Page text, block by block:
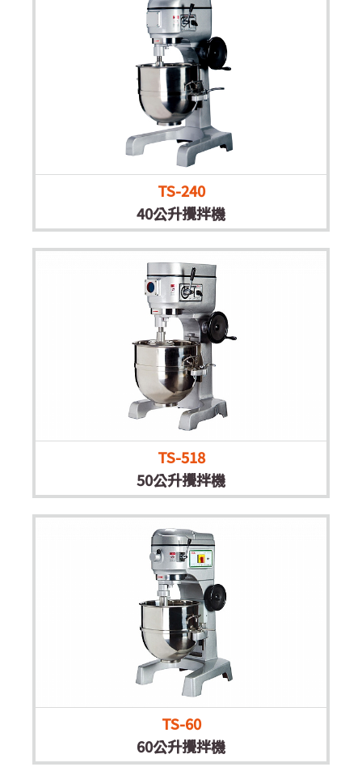
TS-240
40公升攪拌機
TS-518
50公升攪拌機
TS-60
60公升攪拌機